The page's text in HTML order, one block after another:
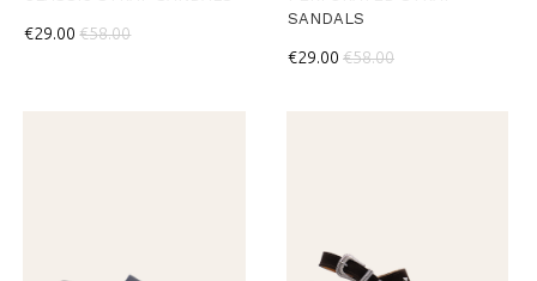
€29.00 €58.00
SANDALS
€29.00 €58.00